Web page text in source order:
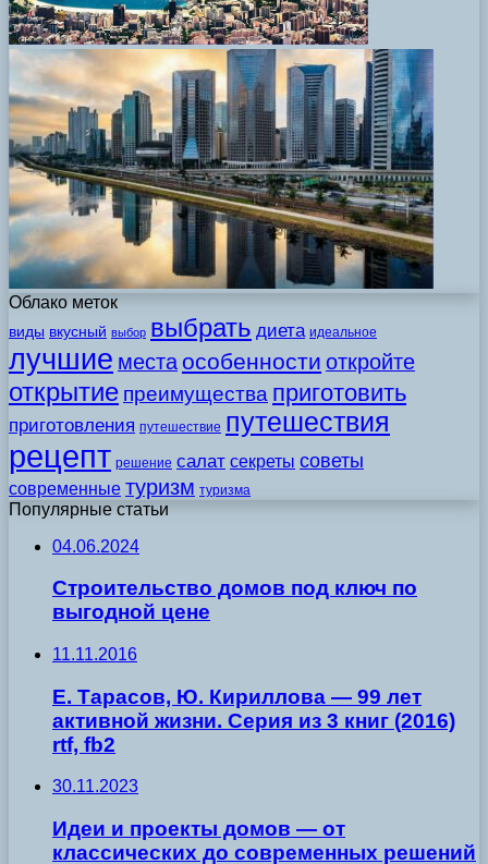
Облако меток
виды вкусный выбор выбрать диета идеальное
лучшие места особенности откройте
открытие преимущества приготовить
приготовления путешествие путешествия
рецепт решение салат секреты советы
современные туризм туризма
Популярные статьи
04.06.2024
Строительство домов под ключ по
выгодной цене
11.11.2016
Е. Тарасов, Ю. Кириллова — 99 лет
активной жизни. Серия из 3 книг (2016)
rtf, fb2
30.11.2023
Идеи и проекты домов — от
классических до современных решений